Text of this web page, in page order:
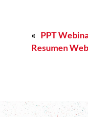
« PPT
Resumen